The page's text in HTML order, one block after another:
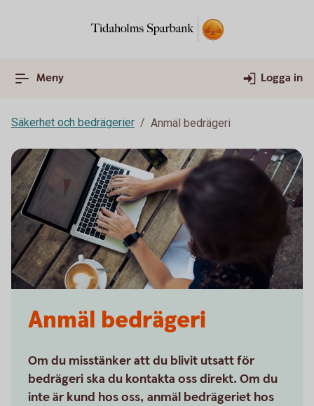
Meny Logga in
Säkerhet och bedrägerier Anmäl bedrägeri
Anmäl bedrägeri
Om du misstänker att du blivit utsatt för
bedrägeri ska du kontakta oss direkt. Om du
inte är kund hos oss, anmäl bedrägeriet hos